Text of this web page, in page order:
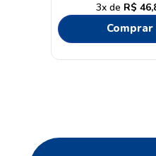
3 R$ 46,
Comprar